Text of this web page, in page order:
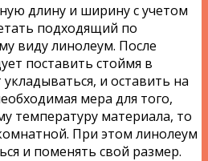
длину и ширину с учетом
подходящий по
виду линолеум. После
поставить стоймя в
и оставить на
мера для того,
температуру материала, то
При этом линолеум
и поменять свой размер.